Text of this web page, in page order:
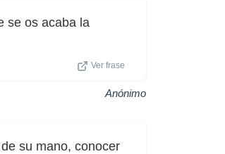
se os acaba la
Ver frase
Anónimo
su mano, conocer